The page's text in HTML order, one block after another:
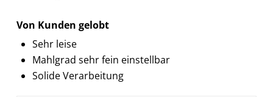
Von Kunden gelobt
Sehr leise
Mahlgrad sehr fein einstellbar
Solide Verarbeitung